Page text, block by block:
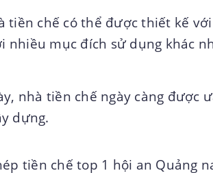
tiền chế có thể được thiết kế
nhiều mục đích sử dụng khác
nhà tiền chế ngày càng được
dựng.
tiền chế top 1 hội an Quảng